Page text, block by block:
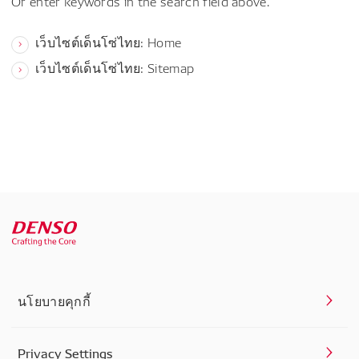
เว็บไซต์เด็นโซ่ไทย: Home
เว็บไซต์เด็นโซ่ไทย: Sitemap
นโยบายคุกกี้
Privacy Settings